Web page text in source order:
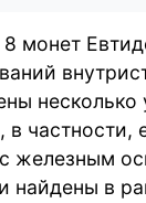
монет
несколько
в
железным
найдены в